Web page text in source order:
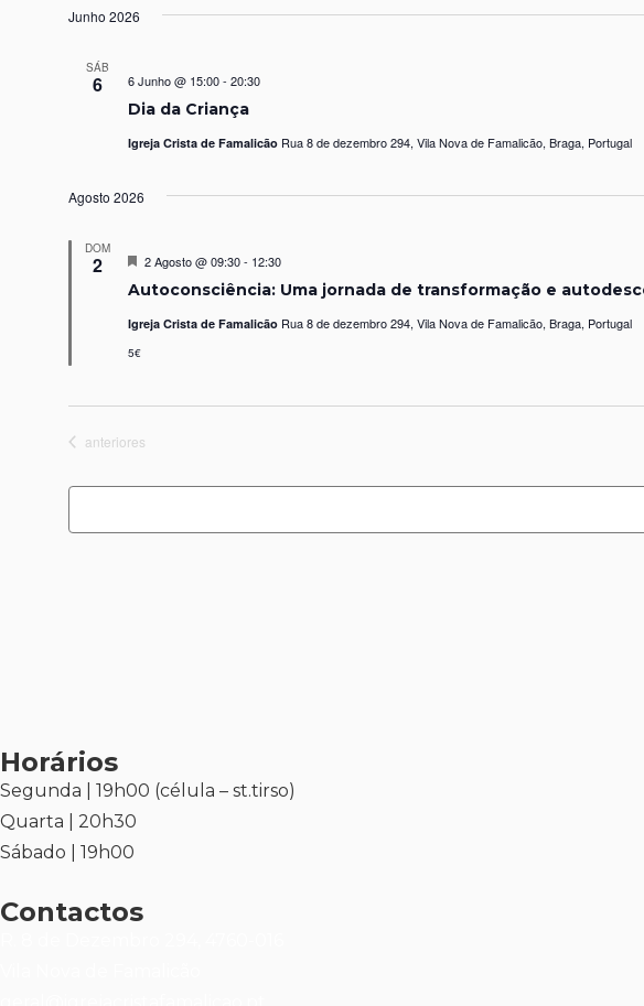
Junho 2026
SÁB
6
Dia da Criança
6 Junho @ 15:00- 20:30
Igreja Crista de Famalicão Rua 8 de dezembro 294, Vila Nova de Famalicão, Braga, Portugal
Agosto 2026
DOM
2
Autoconsciência: Uma jornada de transformação e
Destaque
2 Agosto @ 09:30- 12:30
Igreja Crista de Famalicão Rua 8 de dezembro 294, Vila Nova de Famalicão, Braga, Portugal
5€
Eventos
anteriores
Horários
Segunda | 19h00 (célula – st.tirso)
Quarta | 20h30
Sábado | 19h00
Contactos